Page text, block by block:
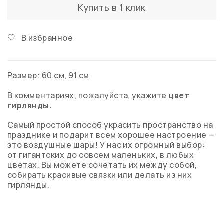
Купить в 1 клик
В избранное
Размер: 60 см, 91 см
В комментариях, пожалуйста, укажите цвет
гирлянды.
Самый простой способ украсить пространство на
празднике и подарит всем хорошее настроение —
это воздушные шары! У нас их огромный выбор:
от гигантских до совсем маленьких, в любых
цветах. Вы можете сочетать их между собой,
собирать красивые связки или делать из них
гирлянды.